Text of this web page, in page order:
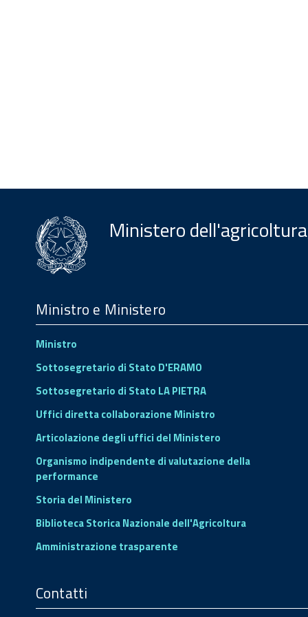
Ministero
Footer
Ministro e Ministero
Ministro
Sottosegretario di Stato D'ERAMO
Sottosegretario di Stato LA PIETRA
Uffici diretta collaborazione Ministro
Articolazione degli uffici del Ministero
Organismo indipendente di valutazione della
performance
Storia del Ministero
Biblioteca Storica Nazionale dell'Agricoltura
Amministrazione trasparente
Contatti